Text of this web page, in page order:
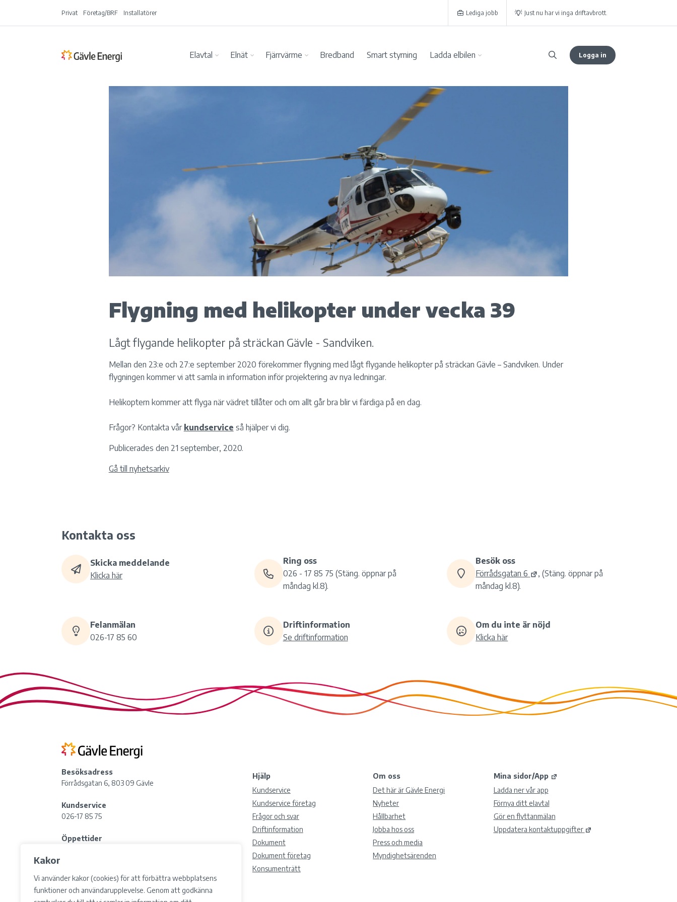
Kakor
Vi använder kakor (cookies) för att förbättra webbplatsens
funktioner och användarupplevelse. Genom att godkänna
Privat Företag/BRF Installatörer Lediga jobb Just nu har vi inga driftavbrott.
Elavtal Elnät Fjärrvärme Bredband Smart styrning Ladda elbilen Logga in
Flygning med helikopter under vecka 39
Lågt flygande helikopter på sträckan Gävle - Sandviken.
Mellan den 23:e och 27:e september 2020 förekommer flygning med lågt flygande helikopter på sträckan Gävle – Sandviken. Under
flygningen kommer vi att samla in information inför projektering av nya ledningar.
Helikoptern kommer att flyga när vädret tillåter och om allt går bra blir vi färdiga på en dag.
Frågor? Kontakta vår kundservice så hjälper vi dig.
Publicerades den 21 september, 2020.
Gå till nyhetsarkiv
Kontakta oss
Skicka meddelande
Klicka här
Ring oss
026 - 17 85 75 (Stäng. öppnar på
måndag kl.8).
Besök oss
Förrådsgatan 6
, (Stäng. öppnar på
måndag kl.8).
Felanmälan
026-17 85 60
Driftinformation
Se driftinformation
Om du inte är nöjd
Klicka här
Besöksadress
Förrådsgatan 6, 803 09 Gävle
Kundservice
026-17 85 75
Öppettider
Postadress
Box 783, 801 29 Gävle
Hjälp
Kundservice
Kundservice företag
Frågor och svar
Driftinformation
Dokument
Dokument företag
Konsumenträtt
Om oss
Det här är Gävle Energi
Nyheter
Hållbarhet
Jobba hos oss
Press och media
Myndighetsärenden
Mina sidor/App
Ladda ner vår app
Förnya ditt elavtal
Gör en flyttanmälan
Uppdatera kontaktuppgifter